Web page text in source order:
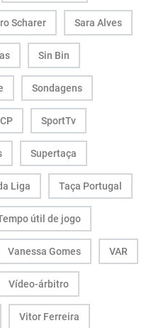
Scharer Sara Alves
Sin Bin
Sondagens
SportTv
Supertaça
Liga Taça Portugal
útil de jogo
Vanessa Gomes VAR
Vídeo-árbitro
Vitor Ferreira